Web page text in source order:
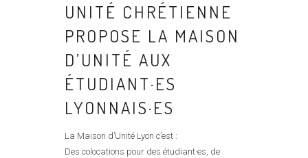
UNITÉ CHRÉTIENNE
PROPOSE LA MAISON
D’UNITÉ AUX
ÉTUDIANT·ES
LYONNAIS·ES
La Maison d’Unité Lyon c’est :
Des colocations pour des étudiant·es, de